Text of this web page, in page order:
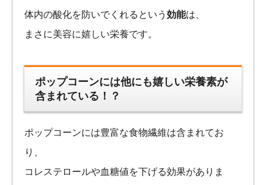
体内の酸化を防いでくれるという 効能は、
まさに美容に嬉しい栄養です。
ポップコーンには他にも嬉しい栄養素が
含まれている！？
ポップコーンには豊富な食物繊維は含まれてお
り、
コレステロールや血糖値を下げる効果がありま